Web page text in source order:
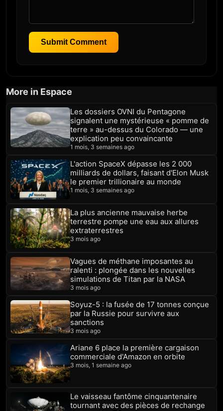
Submit Comment
More in Espace
Les dossiers OVNI du Pentagone
signalent une mystérieuse « pomme de
terre » au-dessus du Colorado — une
explication peu convaincante
1 mois, 3 semaines ago
L'action SpaceX dépasse les 2 000
milliards de dollars, faisant d'Elon Musk
le premier trillionaire au monde
1 mois, 3 semaines ago
La plus ancienne mauvaise herbe
terrestre pompe une eau aux allures
extraterrestres
3 mois ago
Vagues de méthane imposantes au
ralenti : plongée dans les nouvelles
simulations de Titan par la NASA
3 mois ago
Soyuz-5 : la fusée de 17 tonnes conçue
par la Russie pour survivre aux
sanctions
3 mois ago
Ariane 6 place la première cargaison
commerciale d'Amazon en orbite
3 mois, 1 semaine ago
Le vaisseau fantôme cinquantenaire
tournant avec des pièces de rechange